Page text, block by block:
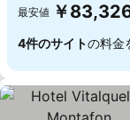
最安値 ￥
4件のサイトの料金